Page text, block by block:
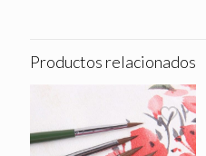
Productos relacionados